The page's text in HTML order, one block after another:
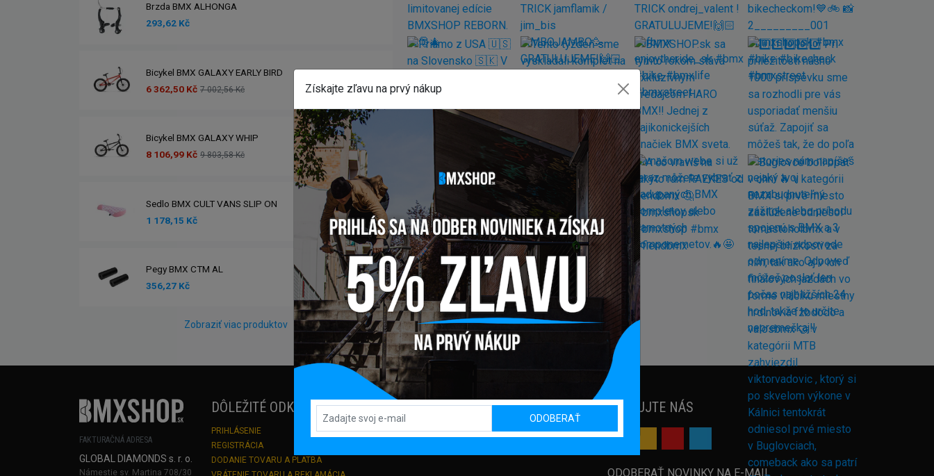
Brzda BMX ALHONGA
293,62 Kč
Bicykel BMX GALAXY EARLY BIRD
6 362,50 Kč 7 002,56 Kč
Bicykel BMX GALAXY WHIP
8 106,99 Kč 9 803,58 Kč
Sedlo BMX CULT VANS SLIP ON
1 178,15 Kč
Pegy BMX CTM AL
356,27 Kč
Zobraziť viac produktov
FAKTURAČNÁ ADRESA
GLOBAL DIAMONDS s. r. o.
Námestie sv. Martina 708/30
DÔLEŽITÉ ODKAZY
PRIHLÁSENIE
REGISTRÁCIA
DODANIE TOVARU A PLATBA
PREDAJŇA / SHOWROOM
Kpt. Nálepku 450, 082 71 Lipany
SLEDUJTE NÁS
ODOBERAŤ NOVINKY NA E-MAIL
Získajte zľavu na prvý nákup
ODOBERAŤ